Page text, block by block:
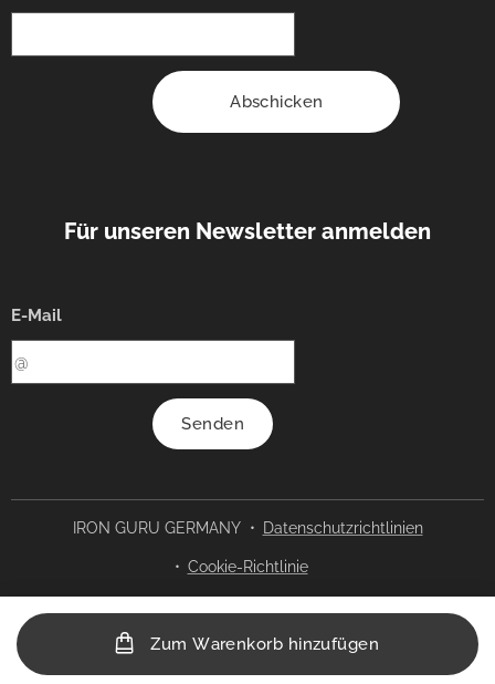
Zum Warenkorb hinzufügen
Abschicken
Für unseren Newsletter anmelden
E-Mail
Senden
IRON GURU GERMANY Datenschutzrichtlinien
Cookie-Richtlinie